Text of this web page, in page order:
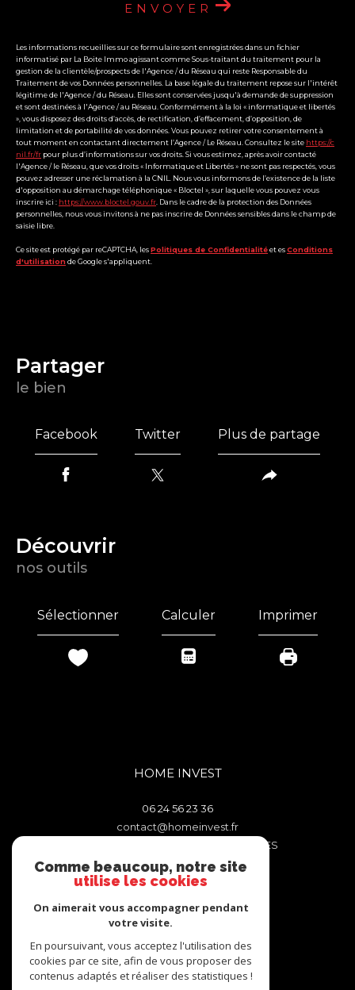
ENVOYER
Les informations recueillies sur ce formulaire sont enregistrées dans un fichier
informatisé par La Boite Immo agissant comme Sous-traitant du traitement pour la
gestion de la clientèle/prospects de l'Agence / du Réseau qui reste Responsable du
Traitement de vos Données personnelles. La base légale du traitement repose sur l'intérêt
légitime de l'Agence / du Réseau. Elles sont conservées jusqu'à demande de suppression
et sont destinées à l'Agence / au Réseau. Conformément à la loi « informatique et libertés
», vous disposez des droits d’accès, de rectification, d’effacement, d’opposition, de
limitation et de portabilité de vos données. Vous pouvez retirer votre consentement à
tout moment en contactant directement l’Agence / Le Réseau. Consultez le site https://c
nil.fr/fr pour plus d’informations sur vos droits. Si vous estimez, après avoir contacté
l'Agence / le Réseau, que vos droits « Informatique et Libertés » ne sont pas respectés, vous
pouvez adresser une réclamation à la CNIL. Nous vous informons de l’existence de la liste
d'opposition au démarchage téléphonique « Bloctel », sur laquelle vous pouvez vous
inscrire ici : https://www.bloctel.gouv.fr . Dans le cadre de la protection des Données
personnelles, nous vous invitons à ne pas inscrire de Données sensibles dans le champ de
saisie libre.
Ce site est protégé par reCAPTCHA, lesPolitiques de Confidentialitéet esConditions
d'utilisationde Google s'appliquent.
partager
le bien
Facebook Twitter Plus de partage
découvrir
nos outils
Sélectionner Calculer Imprimer
HOME INVEST
06 24 56 23 36
contact@homeinvest.fr
106 TRAVERSE DES FENETRES ROUGES
13011
MARSEILLE
Nous suivre sur
Comme beaucoup, notre site
utilise les cookies
On aimerait vous accompagner pendant
votre visite.
En poursuivant, vous acceptez l'utilisation des
cookies par ce site, afin de vous proposer des
contenus adaptés et réaliser des statistiques !